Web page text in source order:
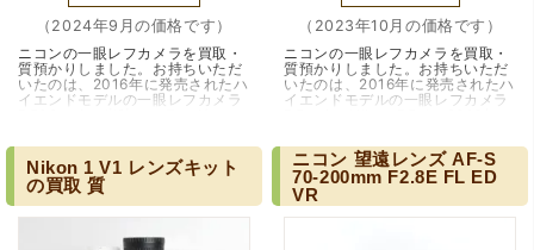
（京都府亀岡市）他店舗にも行きましたが、対応の方があ
まりお売りしたくないと思ったので、やめました。こちら
（2024年9月の価格です）
ニコンの一眼レフカメラを買取・
質預かりしました。お持ちいただ
いたのは、2016年に発売されたハ
イエンドモデルの一眼レフカメラ
ュア上級者…（兵庫・宝塚・逆瀬
川）
（2023年10月の価格です）
ニコンの一眼レフカメラを買取・
質預かりしました。お持ちいただ
いたのは、2016年に発売されたハ
イエンドモデルの一眼レフカメラ
のフルフレ…（兵庫・伊丹市）
Nikon 1 V1 レンズキット
の買取 質
ニコン 望遠レンズAF-S
70-200mm F2.8E FL ED
VR